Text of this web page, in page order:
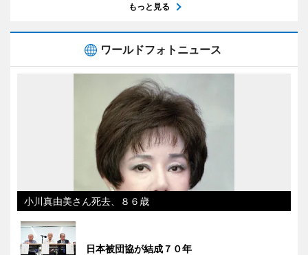
もっと見る
ワールドフォトニュース
小川真由美さん死去、８６歳
日本被団協が結成７０年